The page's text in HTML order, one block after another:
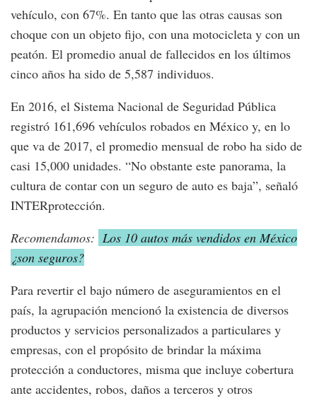
vehículo, con 67%. En tanto que las otras causas son
choque con un objeto fijo, con una motocicleta y con un
peatón. El promedio anual de fallecidos en los últimos
cinco años ha sido de 5,587 individuos.
En 2016, el Sistema Nacional de Seguridad Pública
registró 161,696 vehículos robados en México y, en lo
que va de 2017, el promedio mensual de robo ha sido de
casi 15,000 unidades. “No obstante este panorama, la
cultura de contar con un seguro de auto es baja”, señaló
INTERprotección.
Recomendamos: Los 10 autos más vendidos en México
¿son seguros?
Para revertir el bajo número de aseguramientos en el
país, la agrupación mencionó la existencia de diversos
productos y servicios personalizados a particulares y
empresas, con el propósito de brindar la máxima
protección a conductores, misma que incluye cobertura
ante accidentes, robos, daños a terceros y otros